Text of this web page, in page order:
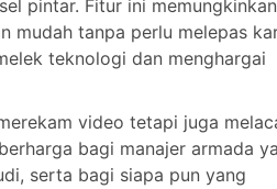
pintar. Fitur ini
mudah tanpa perlu melepas
teknologi dan menghargai
video tetapi juga
bagi manajer armada
serta bagi siapa pun yang